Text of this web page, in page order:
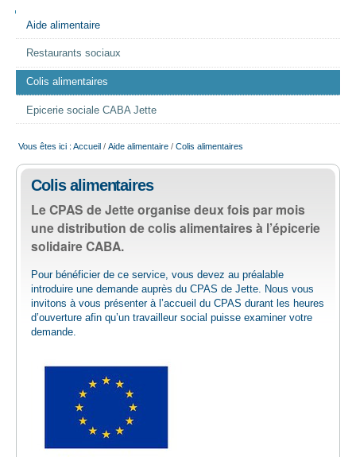
LE CPAS
ACTION SOCIALE
EMPLOI
SENIORS
CULTURE ET JEUNESSE
NAVIGATION
Aide alimentaire
Restaurants sociaux
Colis alimentaires
Epicerie sociale CABA Jette
Vous êtes ici : Accueil / Aide alimentaire / Colis alimentaires
Colis alimentaires
Le CPAS de Jette organise deux fois par mois
une distribution de colis alimentaires à l’épicerie
solidaire CABA.
Pour bénéficier de ce service, vous devez au préalable
introduire une demande auprès du CPAS de Jette. Nous vous
invitons à vous présenter à l’accueil du CPAS durant les heures
d’ouverture afin qu’un travailleur social puisse examiner votre
demande.